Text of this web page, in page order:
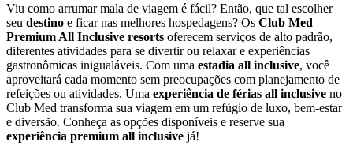
Viu como arrumar mala de viagem é fácil? Então, que tal escolher
seu destino e ficar nas melhores hospedagens? Os Club Med
Premium All Inclusive resorts oferecem serviços de alto padrão,
diferentes atividades para se divertir ou relaxar e experiências
gastronômicas inigualáveis. Com uma estadia all inclusive, você
aproveitará cada momento sem preocupações com planejamento de
refeições ou atividades. Uma experiência de férias all inclusive no
Club Med transforma sua viagem em um refúgio de luxo, bem-estar
e diversão. Conheça as opções disponíveis e reserve sua
experiência premium all inclusive já!